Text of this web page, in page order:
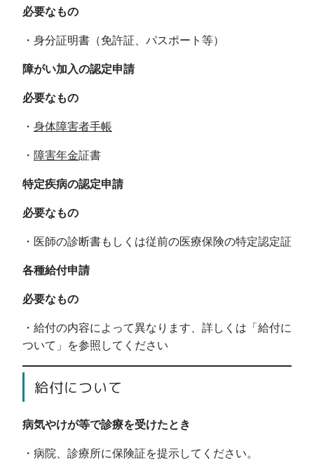
必要なもの
・身分証明書（免許証、パスポート等）
障がい加入の認定申請
必要なもの
・ 身体障害者手帳
・ 障害年金証書
特定疾病の認定申請
必要なもの
・医師の診断書もしくは従前の医療保険の特定認定証
各種給付申請
必要なもの
・給付の内容によって異なります、詳しくは「給付に
ついて」を参照してください
給付について
病気やけが等で診療を受けたとき
・病院、診療所に保険証を提示してください。